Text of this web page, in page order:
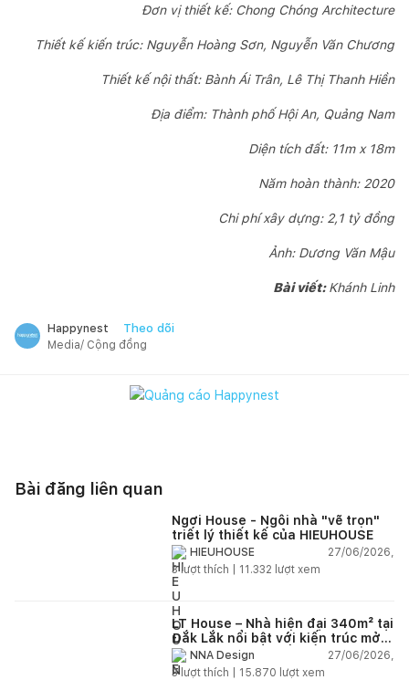
Đơn vị thiết kế: Chong Chóng Architecture
Thiết kế kiến trúc: Nguyễn Hoàng Sơn, Nguyễn Văn Chương
Thiết kế nội thất: Bành Ái Trân, Lê Thị Thanh Hiền
Địa điểm: Thành phố Hội An, Quảng Nam
Diện tích đất: 11m x 18m
Năm hoàn thành: 2020
Chi phí xây dựng: 2,1 tỷ đồng
Ảnh: Dương Văn Mậu
Bài viết:Khánh Linh
Happynest Theo dõi
Media/ Cộng đồng
Bài đăng liên quan
Ngơi House - Ngôi nhà "vẽ trọn"
triết lý thiết kế của HIEUHOUSE
HIEUHOUSE
27/06/2026,
3lượt thích | 11.332 lượt xem
LT House – Nhà hiện đại 340m² tại
Đắk Lắk nổi bật với kiến trúc mở
và hệ sân vườn kết nối thiên
nhiên
NNA Design
27/06/2026,
3lượt thích | 15.870 lượt xem